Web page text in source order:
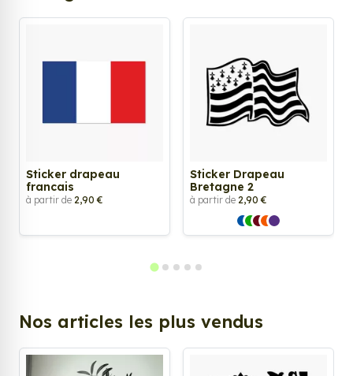
Sticker drapeau
francais
à partir de 2,90 €
Sticker Drapeau
Bretagne 2
à partir de 2,90 €
Nos articles les plus vendus